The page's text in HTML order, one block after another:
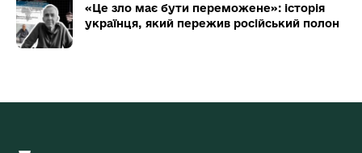
«Це зло має бути переможене»: історія
українця, який пережив російський полон